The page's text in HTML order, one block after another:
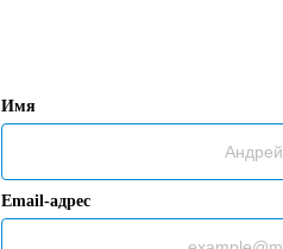
Имя
Email-адрес